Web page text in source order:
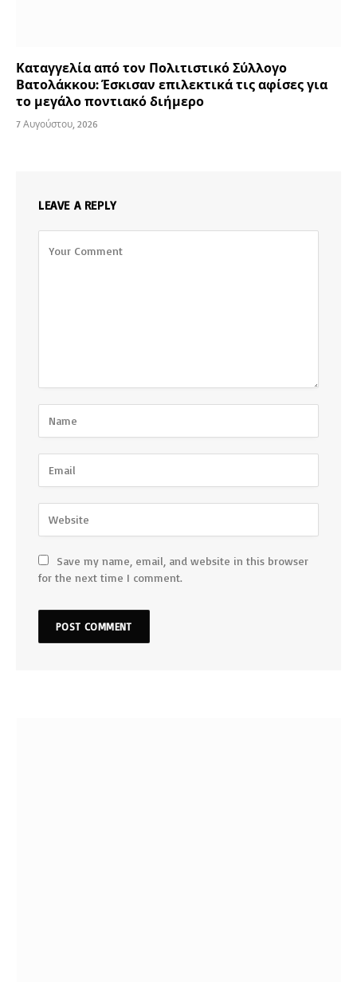
Καταγγελία από τον Πολιτιστικό Σύλλογο
Βατολάκκου: Έσκισαν επιλεκτικά τις αφίσες για
το μεγάλο ποντιακό διήμερο
7 Αυγούστου, 2026
LEAVE A REPLY
Save my name, email, and website in this browser
for the next time I comment.